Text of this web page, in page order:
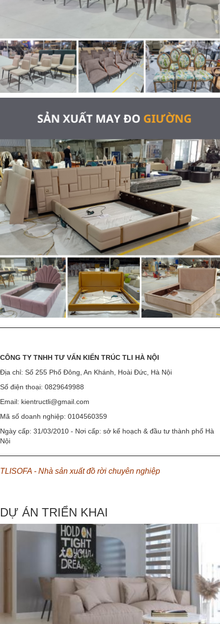
CÔNG TY TNHH TƯ VẤN KIẾN TRÚC TLI HÀ NỘI
Địa chỉ: Số 255 Phố Đông, An Khánh, Hoài Đức, Hà Nội
Số điện thoại: 0829649988
Email: kientructli@gmail.com
Mã số doanh nghiệp: 0104560359
Ngày cấp: 31/03/2010 - Nơi cấp: sở kế hoạch & đầu tư thành phố Hà
Nội
TLISOFA - Nhà sản xuất đồ rời chuyên nghiệp
DỰ ÁN TRIỂN KHAI